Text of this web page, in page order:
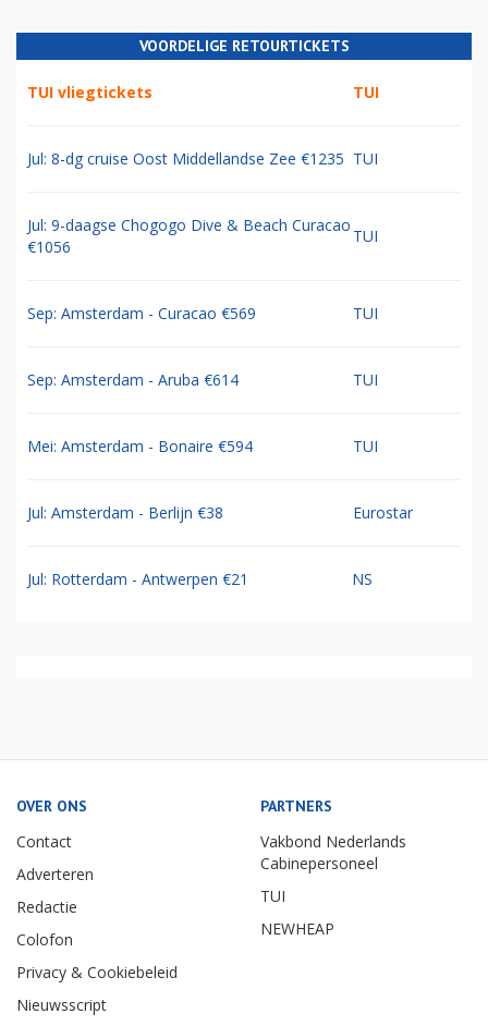
VOORDELIGE RETOURTICKETS
TUI vliegtickets TUI
Jul: 8-dg cruise Oost Middellandse Zee €1235 TUI
Jul: 9-daagse Chogogo Dive & Beach Curacao
€1056
TUI
Sep: Amsterdam - Curacao €569 TUI
Sep: Amsterdam - Aruba €614 TUI
Mei: Amsterdam - Bonaire €594 TUI
Jul: Amsterdam - Berlijn €38 Eurostar
Jul: Rotterdam - Antwerpen €21 NS
OVER ONS
Contact
Adverteren
Redactie
Colofon
Privacy & Cookiebeleid
Nieuwsscript
PARTNERS
Vakbond Nederlands
Cabinepersoneel
TUI
NEWHEAP